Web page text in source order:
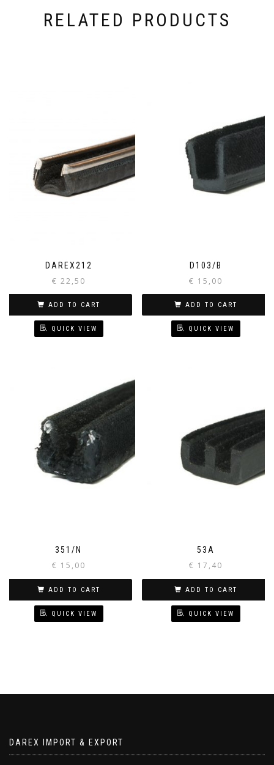
RELATED PRODUCTS
DAREX212
€ 22,50
ADD TO CART
QUICK VIEW
D103/B
€ 15,00
ADD TO CART
QUICK VIEW
351/N
€ 15,00
ADD TO CART
QUICK VIEW
53A
€ 17,40
ADD TO CART
QUICK VIEW
DAREX IMPORT & EXPORT